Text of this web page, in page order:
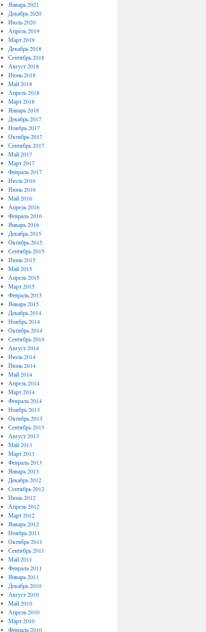
Январь 2021
Декабрь 2020
Июль 2020
Апрель 2019
Март 2019
Декабрь 2018
Сентябрь 2018
Август 2018
Июнь 2018
Май 2018
Апрель 2018
Март 2018
Январь 2018
Декабрь 2017
Ноябрь 2017
Октябрь 2017
Сентябрь 2017
Май 2017
Март 2017
Февраль 2017
Июль 2016
Июнь 2016
Май 2016
Апрель 2016
Февраль 2016
Январь 2016
Декабрь 2015
Октябрь 2015
Сентябрь 2015
Июнь 2015
Май 2015
Апрель 2015
Март 2015
Февраль 2015
Январь 2015
Декабрь 2014
Ноябрь 2014
Октябрь 2014
Сентябрь 2014
Август 2014
Июль 2014
Июнь 2014
Май 2014
Апрель 2014
Март 2014
Февраль 2014
Ноябрь 2013
Октябрь 2013
Сентябрь 2013
Август 2013
Май 2013
Март 2013
Февраль 2013
Январь 2013
Декабрь 2012
Сентябрь 2012
Июнь 2012
Апрель 2012
Март 2012
Январь 2012
Ноябрь 2011
Октябрь 2011
Сентябрь 2011
Май 2011
Февраль 2011
Январь 2011
Декабрь 2010
Август 2010
Май 2010
Апрель 2010
Март 2010
Февраль 2010